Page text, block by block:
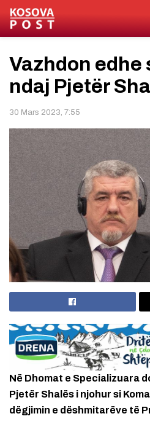
Vazhdon edhe
ndaj Pjetër
30 Mars 2023, 7:55
Në Dhomat e Specializuara
Pjetër Shalës i njohur si
dëgjimin e dëshmitarëve të